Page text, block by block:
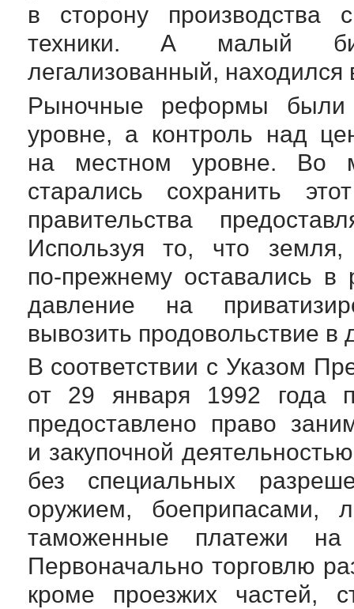
в сторону производства
техники. А малый
легализованный, находился
Рыночные реформы были
уровне, а контроль над
на местном уровне. Во
старались сохранить
правительства
Используя то, что
по-прежнемуоставались в
давление на
вывозить продовольствие в
В соответствии с Указом
от 29 января 1992 года
предоставлено право
и закупочной
без специальных
оружием, боеприпасами,
таможенные платежи
Первоначально торговлю
кроме проезжих частей,